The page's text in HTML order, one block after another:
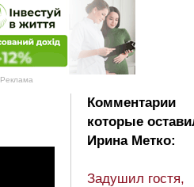
Реклама
Комментарии
которые
Ирина Метко:
Задушил гостя,